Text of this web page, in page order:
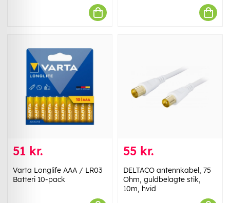
51 kr.
Varta Longlife AAA / LR03
Batteri 10-pack
55 kr.
DELTACO antennkabel, 75
Ohm, guldbelagte stik,
10m, hvid